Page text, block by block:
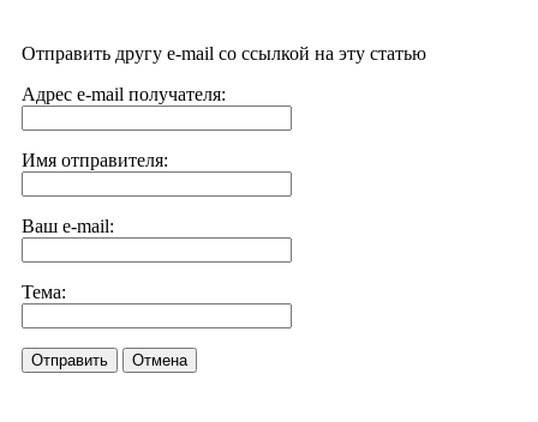
Отправить другу e-mail со ссылкой на эту статью
Адрес e-mail получателя:
Имя отправителя:
Ваш e-mail:
Тема:
Отправить Отмена